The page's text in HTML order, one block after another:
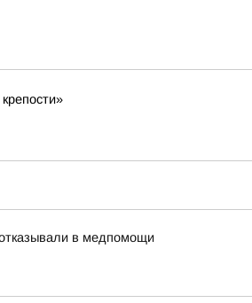
в медпомощи